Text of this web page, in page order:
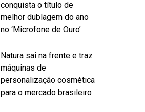
conquista o título de
melhor dublagem do ano
no ‘Microfone de Ouro’
Natura sai na frente e traz
máquinas de
personalização cosmética
para o mercado brasileiro